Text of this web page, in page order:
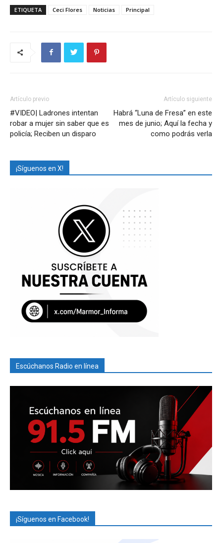
ETIQUETA Ceci Flores Noticias Principal
Artículo previo
#VIDEO| Ladrones intentan
robar a mujer sin saber que es
policía; Reciben un disparo
Artículo siguiente
Habrá “Luna de Fresa” en este
mes de junio; Aquí la fecha y
como podrás verla
¡Síguenos en X!
Escúchanos Radio en línea
¡Síguenos en Facebook!